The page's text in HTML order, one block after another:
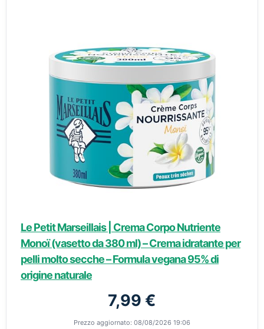
Le Petit Marseillais | Crema Corpo Nutriente
Monoï (vasetto da 380 ml) – Crema idratante per
pelli molto secche – Formula vegana 95% di
origine naturale
7,99 €
Prezzo aggiornato: 08/08/2026 19:06